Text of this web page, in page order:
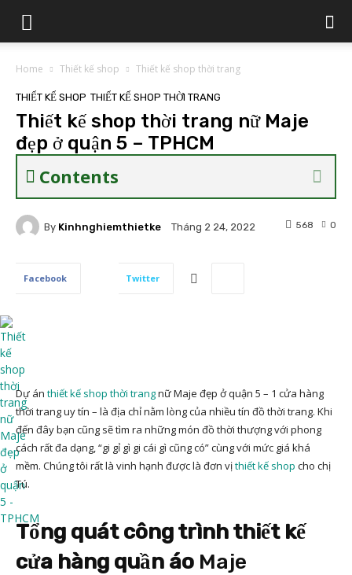
Home Thiết kế shop Thiết kế shop thời trang
THIẾT KẾ SHOP THIẾT KẾ SHOP THỜI TRANG
Thiết kế shop thời trang nữ Maje
đẹp ở quận 5 – TPHCM
Contents
By Kinhnghiemthietke Tháng 2 24, 2022 0
568
Facebook Twitter
Dự án thiết kế shop thời trangnữ Maje đẹp ở quận 5 – 1 cửa hàng
thời trang uy tín – là địa chỉ nằm lòng của nhiều tín đồ thời trang. Khi
đến đây bạn cũng sẽ tìm ra những món đồ thời thượng với phong
cách rất đa dạng, “gi gỉ gì gi cái gì cũng có” cùng với mức giá khá
mềm. Chúng tôi rất là vinh hạnh được là đơn vịthiết kế shop cho chị
Tú.
Tổng quát công trình thiết kế
cửa hàng quần áo Maje